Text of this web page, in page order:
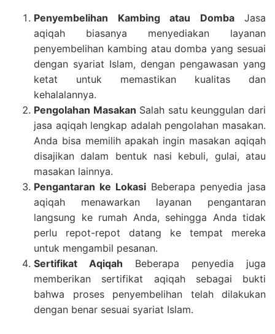
Penyembelihan Kambing atau DombaJasa
aqiqah biasanya menyediakan layanan
penyembelihan kambing atau domba yang sesuai
dengan syariat Islam, dengan pengawasan yang
ketat untuk memastikan kualitas dan
kehalalannya.
Pengolahan Masakan Salah satu keunggulan dari
jasa aqiqah lengkap adalah pengolahan masakan.
Anda bisa memilih apakah ingin masakan aqiqah
disajikan dalam bentuk nasi kebuli, gulai, atau
masakan lainnya.
Pengantaran ke Lokasi Beberapa penyedia jasa
aqiqah menawarkan layanan pengantaran
langsung ke rumah Anda, sehingga Anda tidak
perlu repot-repot datang ke tempat mereka
untuk mengambil pesanan.
Sertifikat Aqiqah Beberapa penyedia juga
memberikan sertifikat aqiqah sebagai bukti
bahwa proses penyembelihan telah dilakukan
dengan benar sesuai syariat Islam.